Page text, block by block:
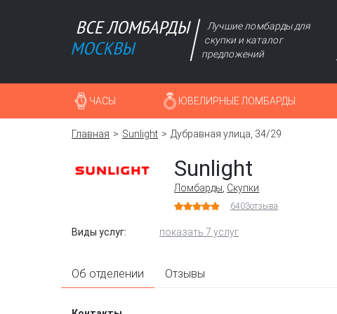
Лучшие ломбарды для
скупки и каталог
предложений
ЧАСЫ ЮВЕЛИРНЫЕ ЛОМБАРДЫ
Главная Sunlight Дубравная улица, 34/29
Sunlight
Ломбарды Скупки
6403отзыва
Виды услуг: показать 7 услуг
Об отделении Отзывы